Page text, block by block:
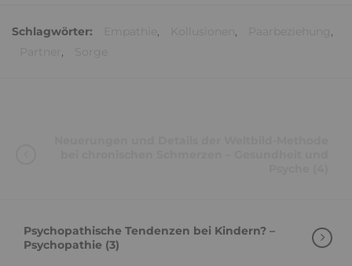
Schlagwörter: , ,
,
,
Psychopathische Tendenzen bei Kindern? –
Psychopathie (3)